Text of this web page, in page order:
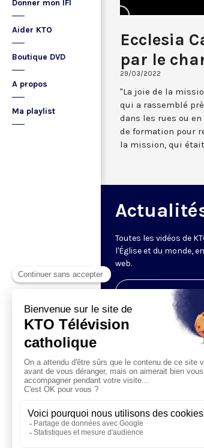
Donner mon IFI
Aider KTO
Boutique DVD
A propos
Ma playlist
Ecclesia
par le
29/03/2022
"La joie de la
qui a rassemblé
dans les rues ou
de formation pour
la mission, qui
Toutes les vidéos de
l'Église et du monde,
web.
Visiter la page